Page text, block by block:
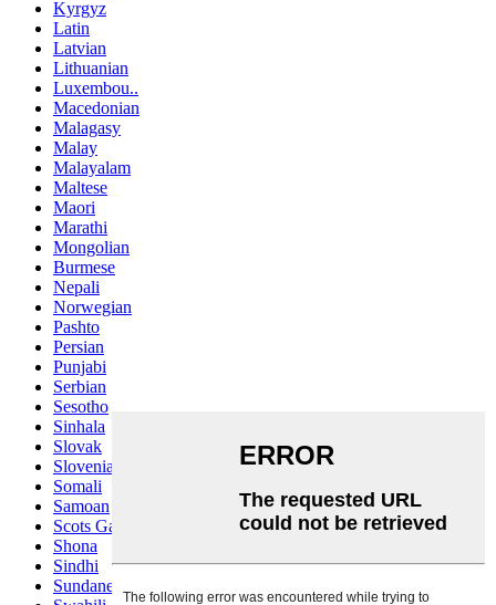
Kyrgyz
Latin
Latvian
Lithuanian
Luxembou..
Macedonian
Malagasy
Malay
Malayalam
Maltese
Maori
Marathi
Mongolian
Burmese
Nepali
Norwegian
Pashto
Persian
Punjabi
Serbian
Sesotho
Sinhala
Slovak
Slovenian
Somali
Samoan
Scots Gaelic
Shona
Sindhi
Sundanese